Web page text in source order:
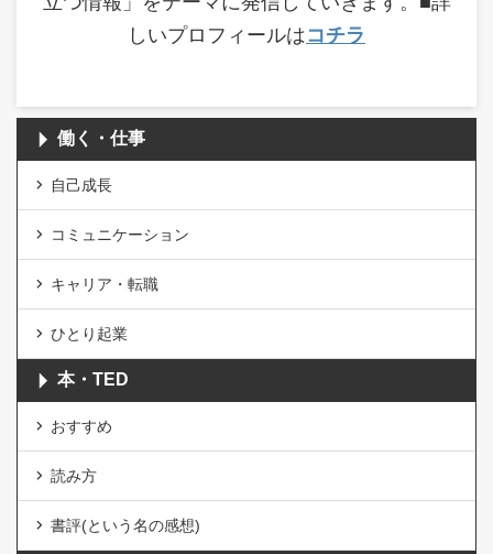
しいプロフィールはコチラ
働く・仕事
自己成長
コミュニケーション
キャリア・転職
ひとり起業
本・TED
おすすめ
読み方
書評(という名の感想)